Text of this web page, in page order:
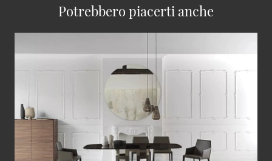
Potrebbero piacerti anche